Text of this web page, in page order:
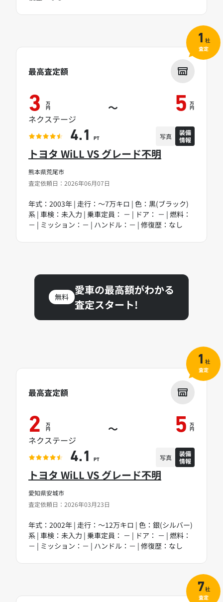
熊本県荒尾市
査定依頼日：2026年06月07日
トヨタ WiLL VS グレード不明
年式：2003年 | 走行：～7万キロ | 色：黒(ブラック)
系 | 車検：未入力 | 乗車定員： － | ドア： － | 燃料：
－ | ミッション：－ | ハンドル：－ | 修復歴：なし
最高査定額
3 万
円 ～ 5 万
円
ネクステージ
4.1 PT 写真
装備
情報
1 社
査定
無料
愛車の最高額がわかる
査定スタート!
愛知県安城市
査定依頼日：2026年03月23日
トヨタ WiLL VS グレード不明
年式：2002年 | 走行：～12万キロ | 色：銀(シルバー)
系 | 車検：未入力 | 乗車定員： － | ドア： － | 燃料：
－ | ミッション：－ | ハンドル：－ | 修復歴：なし
最高査定額
2 万
円 ～ 5 万
円
ネクステージ
4.1 PT 写真
装備
情報
1 社
査定
7社
査定